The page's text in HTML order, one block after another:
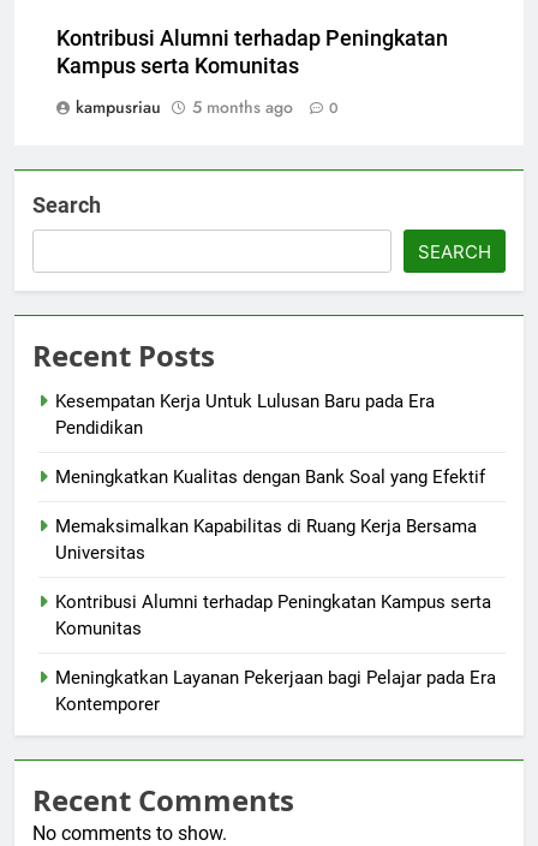
Kontribusi Alumni terhadap Peningkatan
Kampus serta Komunitas
kampusriau
5 months ago 0
Search
SEARCH
Recent Posts
Kesempatan Kerja Untuk Lulusan Baru pada Era
Pendidikan
Meningkatkan Kualitas dengan Bank Soal yang Efektif
Memaksimalkan Kapabilitas di Ruang Kerja Bersama
Universitas
Kontribusi Alumni terhadap Peningkatan Kampus serta
Komunitas
Meningkatkan Layanan Pekerjaan bagi Pelajar pada Era
Kontemporer
Recent Comments
No comments to show.